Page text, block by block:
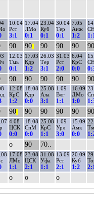
10.04
Рст
3:1
17.04
ЛМо
0:1
23.04
Куб
0:1
30.04
Тер
0:1
7.05
Анж
1:2
90 90 90 90 90 90
12.03
Тмь
0:1
17.03
Кдр
1:2
26.03
Тер
3:1
31.03
Рст
2:0
6.04
КрС
0:0
90 90 90 90 90
90
12.08
КрС
1:2
18.08
Кдр
0:0
25.08
Ала
3:1
1.09
Влг
1:1
16.09
ДМо
1:0
90 90 90 90 90 90
4.08
ЦСК
0:0
18.08
СпМ
0:0
25.08
КрС
1:1
1.09
Урл
3:0
15.09
Амк
0:0
о 90 70..
17.08
ЛМо
1:1
23.08
ЦСК
2:1
31.08
Уфа
1:1
13.09
Рст
2:1
20.09
Куб
1:2
о о о